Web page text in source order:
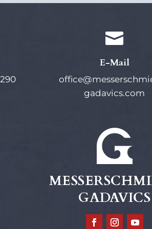

E-Mail
gadavics.com
GADAVICS